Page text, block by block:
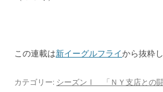
この連載は新イーグルフライから抜粋
カテゴリー: シーズンⅠ 「ＮＹ支店との闘